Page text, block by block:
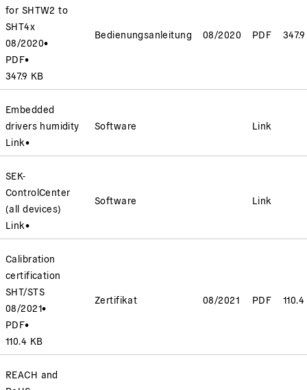
for SHTW2 to
SHT4x
08/2020•
PDF•
347.9 KB
Bedienungsanleitung 08/2020 PDF
Embedded
drivers humidity
Link•
Software Link
SEK-
ControlCenter
(all devices)
Link•
Software Link
Calibration
certification
SHT/STS
08/2021•
PDF•
110.4 KB
Zertifikat 08/2021 PDF
REACH and